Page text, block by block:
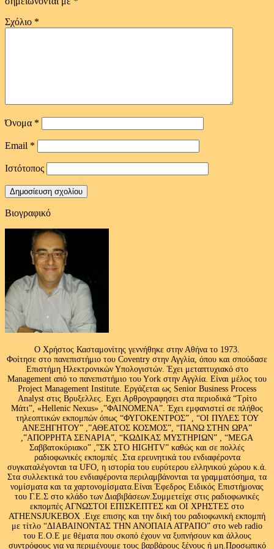
Σχόλιο *
Όνομα *
Email *
Ιστότοπος
Βιογραφικό
Ο Χρήστος Κασταμονίτης γεννήθηκε στην Αθήνα το 1973.
Φοίτησε στο πανεπιστήμιο του Coventry στην Αγγλία, όπου και σπούδασε
Επιστήμη Ηλεκτρονικών Υπολογιστών. Έχει μεταπτυχιακό στο
Management από το πανεπιστήμιο του Υork στην Αγγλία. Είναι μέλος του
Project Management Institute. Εργάζεται ως Senior Business Process
Analyst στις Βρυξελλες. Εχει Αρθρογραφησει στα περιοδικά “Τρίτο
Μάτι”, «Hellenic Nexus» ,”ΦΑΙΝΟΜΕΝΑ”. Έχει εμφανιστεί σε πλήθος
τηλεοπτικών εκπομπών όπως “ΦΥΓΟΚΕΝΤΡΟΣ” , “ΟΙ ΠΥΛΕΣ ΤΟΥ
ΑΝΕΞΗΓΗΤΟΥ” ,”ΑΘΕΑΤΟΣ ΚΟΣΜΟΣ”, “ΠΑΝΩ ΣΤΗΝ ΩΡΑ”
,”ΑΠΟΡΡΗΤΑ ΣΕΝΑΡΙΑ”, “ΚΩΔΙΚΑΣ ΜΥΣΤΗΡΙΩΝ” , “MEGA
Σαββατοκύριακο” ,”ΣΚ ΣΤΟ HIGHTV” καθώς και σε πολλές
ραδιοφωνικές εκπομπές .Στα ερευνητικά του ενδιαφέροντα
συγκαταλέγονται τα UFO, η ιστορία του ευρύτερου ελληνικού χώρου κ.ά.
Στα συλλεκτικά του ενδιαφέροντα περιλαμβάνονται τα γραμματόσημα, τα
νομίσματα και τα χαρτονομίσματα.Είναι Έφεδρος Ειδικός Επιστήμονας
του Γ.Ε.Σ στο κλάδο των Διαβιβάσεων.Συμμετείχε στις ραδιοφωνικές
εκπομπές ΑΓΝΩΣΤΟΙ ΕΠΙΣΚΕΠΤΕΣ και ΟΙ ΧΡΗΣΤΕΣ στο
ATHENSJUKEBOX .Ειχε επισης και την δική του ραδιοφωνική εκπομπή
με τίτλο “ΔΙΑΒΑΙΝΟΝΤΑΣ ΤΗΝ ΑΝΟΠΑΙΑ ΑΤΡΑΠΟ” στο web radio
του Ε.Ο.Ε με θέματα που σκοπό έχουν να ξυπνήσουν και άλλους
συντρόφους για να περιμένουμε τους βαρβάρους ξένους ή μη.Προσωπικό